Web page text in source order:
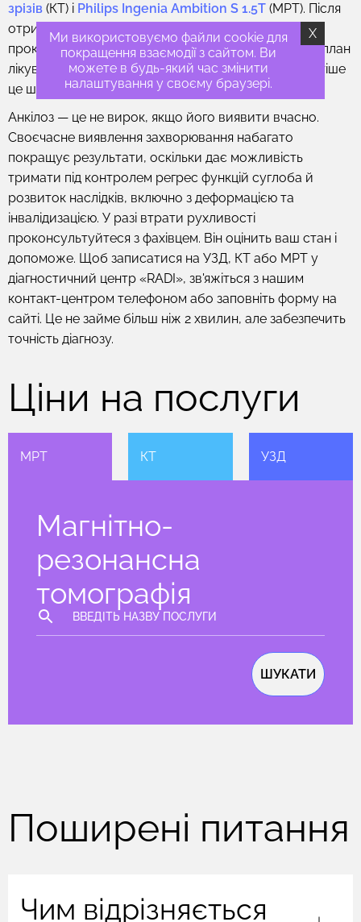
зрізів (КТ) і Philips Ingenia Ambition S 1.5T (МРТ). Після
отримання точних результатів ви зможете
проконсультуватися зі своїм лікарем, який складе план
лікування. Не займайтеся самолікуванням. Найчастіше
це шкодить вашому здоров'ю.
Анкілоз — це не вирок, якщо його виявити вчасно.
Своєчасне виявлення захворювання набагато
покращує результати, оскільки дає можливість
тримати під контролем регрес функцій суглоба й
розвиток наслідків, включно з деформацією та
інвалідизацією. У разі втрати рухливості
проконсультуйтеся з фахівцем. Він оцінить ваш стан і
допоможе. Щоб записатися на УЗД, КТ або МРТ у
діагностичний центр «RADI», зв'яжіться з нашим
контакт-центром телефоном або заповніть форму на
сайті. Це не займе більш ніж 2 хвилин, але забезпечить
точність діагнозу.
Ціни на послуги
МРТ КТ УЗД
Магнітно-
резонансна
томографія
ШУКАТИ
Поширені питання
Чим відрізняється
Ми використовуємо файли cookie для
покращення взаємодії з сайтом. Ви
можете в будь-який час змінити
налаштування у своєму браузері.
X